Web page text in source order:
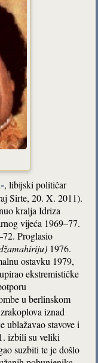
, libijski političar
Sirte, 20. X. 2011).
kralja Idriza
vijeća 1969–77.
Proglasio
1976.
ostavku 1979,
ekstremističke
u berlinskom
iznad
ublažavao stavove i
izbili su veliki
suzbiti te je došlo